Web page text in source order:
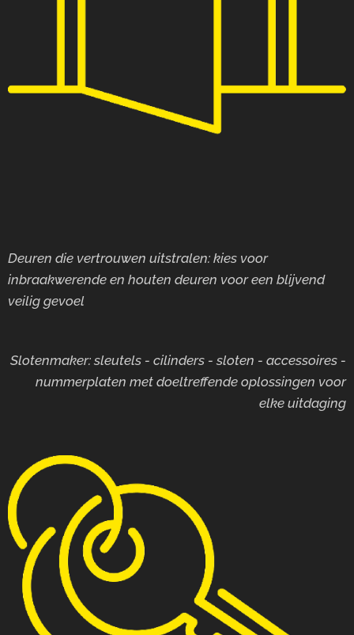
Deuren die vertrouwen uitstralen: kies voor
inbraakwerende en houten deuren vooreen blijvend
veilig gevoel
Slotenmaker: sleutels - cilinders - sloten - accessoires -
nummerplaten met doeltreffende oplossingen voor
elke uitdaging